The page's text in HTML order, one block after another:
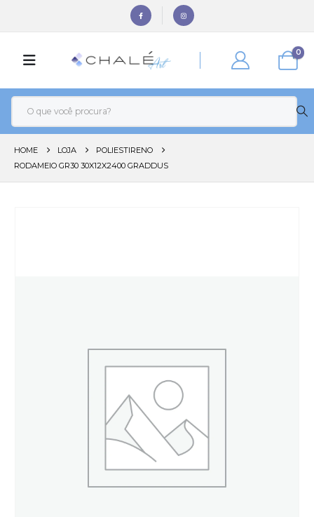
0
HOME LOJA
POLIESTIRENO
RODAMEIO GR30 30X12X2400 GRADDUS